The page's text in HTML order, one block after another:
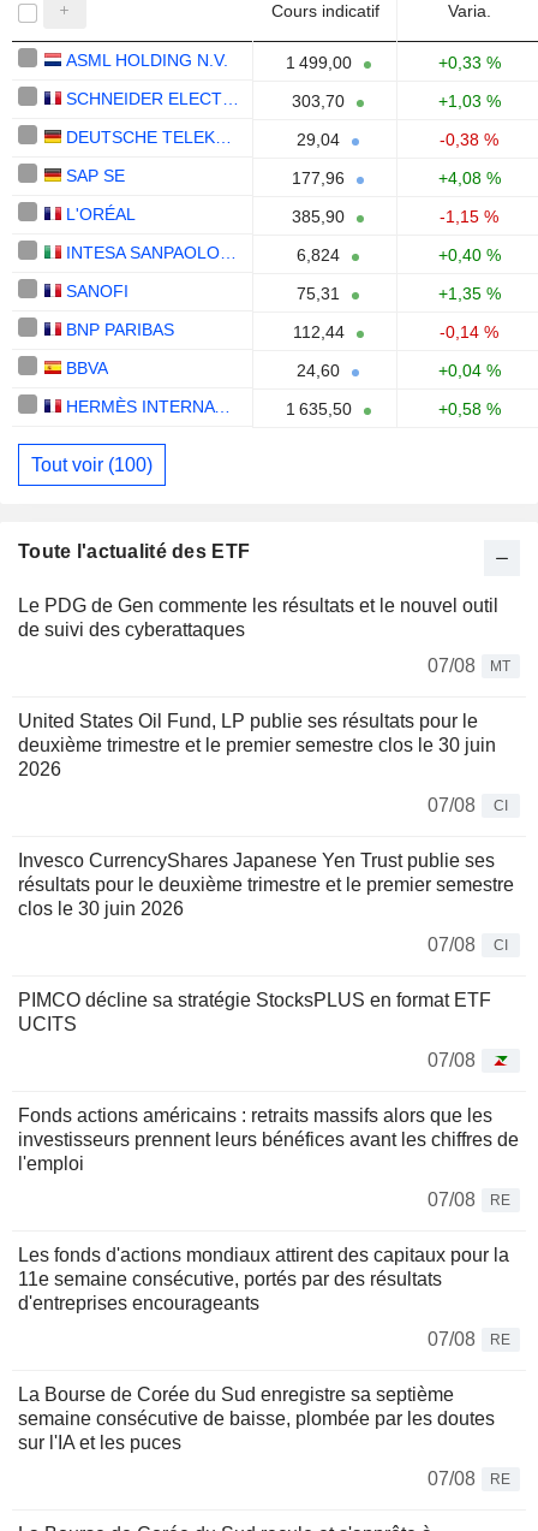
Cours indicatif Varia.
ASML HOLDING N.V. 1 499,00
+0,33 %
303,70
+1,03 %
29,04
-0,38 %
SAP SE
177,96
+4,08 %
L'ORÉAL
385,90
-1,15 %
6,824
+0,40 %
SANOFI
75,31
+1,35 %
BNP PARIBAS
112,44
-0,14 %
BBVA
24,60
+0,04 %
HERMÈS INTERNATIONAL
1 635,50 +0,58 %
Tout voir (100)
Toute l'actualité des ETF
Le PDG de Gen commente les résultats et le nouvel outil
de suivi des cyberattaques
07/08
MT
United States Oil Fund, LP publie ses résultats pour le
deuxième trimestre et le premier semestre clos le 30 juin
2026
07/08
CI
Invesco CurrencyShares Japanese Yen Trust publie ses
résultats pour le deuxième trimestre et le premier semestre
clos le 30 juin 2026
07/08
CI
PIMCO décline sa stratégie StocksPLUS en format ETF
UCITS
07/08
Fonds actions américains : retraits massifs alors que les
investisseurs prennent leurs bénéfices avant les chiffres de
l'emploi
07/08
RE
Les fonds d'actions mondiaux attirent des capitaux pour la
11e semaine consécutive, portés par des résultats
d'entreprises encourageants
07/08
RE
La Bourse de Corée du Sud enregistre sa septième
semaine consécutive de baisse, plombée par les doutes
sur l'IA et les puces
07/08
RE